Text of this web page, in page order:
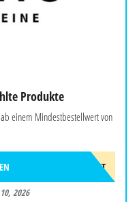
Produkte
einem Mindestbestellwert von
LAST
2026